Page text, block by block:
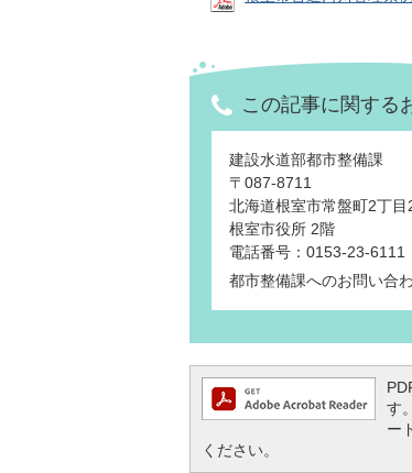
この記事に関する
建設水道部都市整備課
〒087-8711
北海道根室市常盤町2丁目
根室市役所 2階
電話番号：0153-23-6111
都市整備課へのお問い合
す
ー
ください。